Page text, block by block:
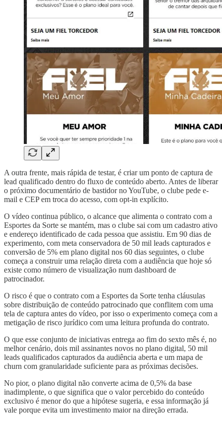
A outra frente, mais rápida de testar, é criar um ponto de captura de
lead qualificado dentro do fluxo de conteúdo aberto. Antes de liberar
o próximo documentário de bastidor no YouTube, o clube pede e-
mail e CEP em troca do acesso, com opt-in explícito.
O vídeo continua público, o alcance que alimenta o contrato com a
Esportes da Sorte se mantém, mas o clube sai com um cadastro ativo
e endereço identificado de cada pessoa que assistiu. Em 90 dias de
experimento, com meta conservadora de 50 mil leads capturados e
conversão de 5% em plano digital nos 60 dias seguintes, o clube
começa a construir uma relação direta com a audiência que hoje só
existe como número de visualização num dashboard de
patrocinador.
O risco é que o contrato com a Esportes da Sorte tenha cláusulas
sobre distribuição de conteúdo patrocinado que conflitem com uma
tela de captura antes do vídeo, por isso o experimento começa com a
metigação de risco jurídico com uma leitura profunda do contrato.
O que esse conjunto de iniciativas entrega ao fim do sexto mês é, no
melhor cenário, dois mil assinantes novos no plano digital, 50 mil
leads qualificados capturados da audiência aberta e um mapa de
churn com granularidade suficiente para as próximas decisões.
No pior, o plano digital não converte acima de 0,5% da base
inadimplente, o que significa que o valor percebido do conteúdo
exclusivo é menor do que a hipótese sugeria, e essa informação já
vale porque evita um investimento maior na direção errada.